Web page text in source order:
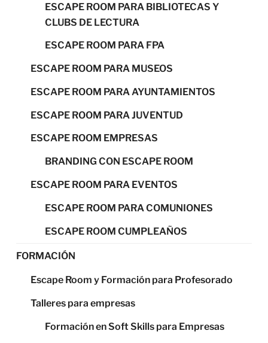
ESCAPE ROOM PARA BIBLIOTECAS Y
CLUBS DE LECTURA
ESCAPE ROOM PARA FPA
ESCAPE ROOM PARA MUSEOS
ESCAPE ROOM PARA AYUNTAMIENTOS
ESCAPE ROOM PARA JUVENTUD
ESCAPE ROOM EMPRESAS
BRANDING CON ESCAPE ROOM
ESCAPE ROOM PARA EVENTOS
ESCAPE ROOM PARA COMUNIONES
ESCAPE ROOM CUMPLEAÑOS
FORMACIÓN
Escape Room y Formación para Profesorado
Talleres para empresas
Formación en Soft Skills para Empresas